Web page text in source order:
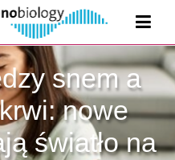
snem a
nowe
światło na